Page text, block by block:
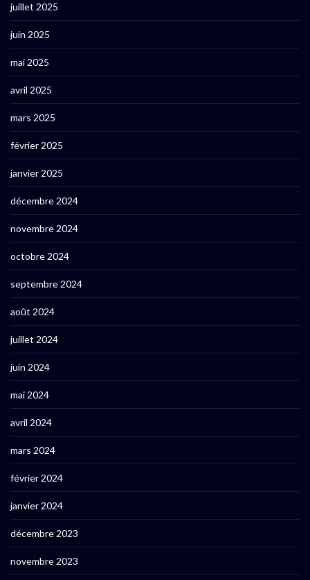
juillet 2025
juin 2025
mai 2025
avril 2025
mars 2025
février 2025
janvier 2025
décembre 2024
novembre 2024
octobre 2024
septembre 2024
août 2024
juillet 2024
juin 2024
mai 2024
avril 2024
mars 2024
février 2024
janvier 2024
décembre 2023
novembre 2023